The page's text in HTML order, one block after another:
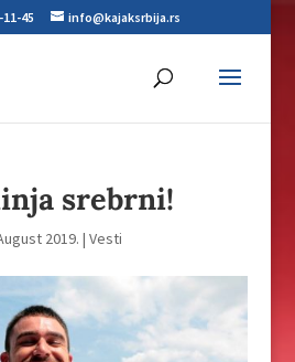
11-45 info@kajaksrbija.rs
srebrni!
2019. |Vesti